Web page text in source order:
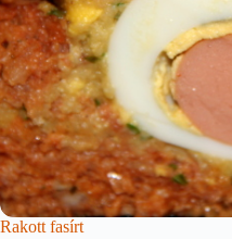
Rakott fasírt